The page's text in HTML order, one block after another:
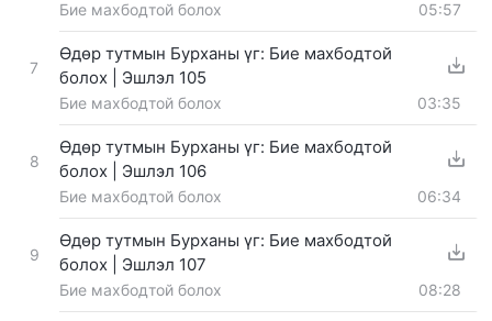
Бие махбодтой болох 05:57
7
Өдөр тутмын Бурханы үг: Бие махбодтой
болох | Эшлэл 105
Бие махбодтой болох 03:35
8
Өдөр тутмын Бурханы үг: Бие махбодтой
болох | Эшлэл 106
Бие махбодтой болох 06:34
9
Өдөр тутмын Бурханы үг: Бие махбодтой
болох | Эшлэл 107
Бие махбодтой болох 08:28